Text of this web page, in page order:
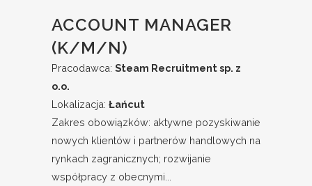
ACCOUNT MANAGER
(K/M/N)
Pracodawca: Steam Recruitment sp. z
o.o.
Lokalizacja: Łańcut
Zakres obowiązków: aktywne pozyskiwanie
nowych klientów i partnerów handlowych na
rynkach zagranicznych; rozwijanie
współpracy z obecnymi...